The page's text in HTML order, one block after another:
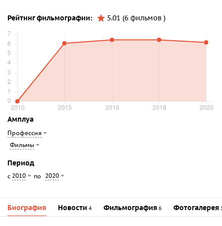
Рейтинг фильмографии: 5.01 (6 фильмов )
Амплуа
Профессия
Фильмы
Период
с 2010 по 2020
Биография Новости 4 Фильмография 6 Фотогалерея